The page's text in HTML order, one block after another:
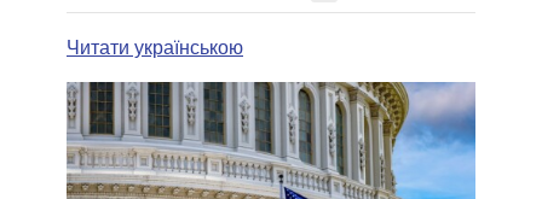
Читати українською